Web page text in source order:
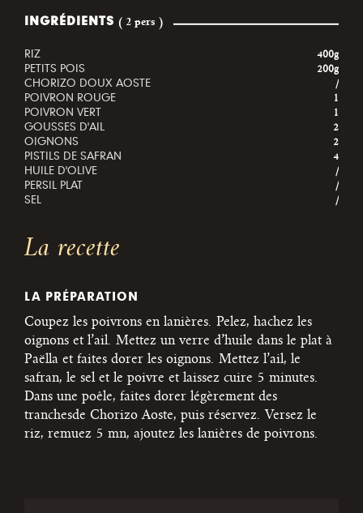
INGRÉDIENTS ( 2 pers )
RIZ 400g
PETITS POIS 200g
CHORIZO DOUX AOSTE /
POIVRON ROUGE 1
POIVRON VERT 1
GOUSSES D'AIL 2
OIGNONS 2
PISTILS DE SAFRAN 4
HUILE D'OLIVE /
PERSIL PLAT /
SEL /
La recette
LA PRÉPARATION
Coupez les poivrons en lanières. Pelez, hachez les
oignons et l’ail. Mettez un verre d’huile dans le plat à
Paëlla et faites dorer les oignons. Mettez l’ail, le
safran, le sel et le poivre et laissez cuire 5 minutes.
Dans une poêle, faites dorer légèrement des
tranchesde Chorizo Aoste, puis réservez. Versez le
riz, remuez 5 mn, ajoutez les lanières de poivrons.